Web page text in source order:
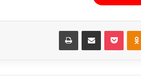
الإثنين رغم الانخفاض التدريجي في درجات
هزات ارتدادية خفيفة ولا داعي للقلق